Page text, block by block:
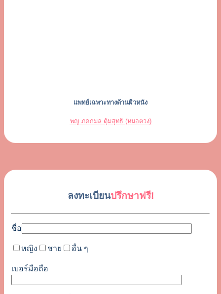
แพทย์เฉพาะทางด้านผิวหนัง
พญ.ภคกมล ตุ้มสุทธิ (หมอตวง)
ลงทะเบียนปรึกษาฟรี!
ชื่อ
หญิง ชาย อื่น ๆ
เบอร์มือถือ